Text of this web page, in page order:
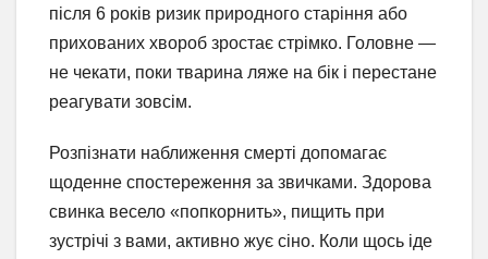
після 6 років ризик природного старіння або
прихованих хвороб зростає стрімко. Головне —
не чекати, поки тварина ляже на бік і перестане
реагувати зовсім.
Розпізнати наближення смерті допомагає
щоденне спостереження за звичками. Здорова
свинка весело «попкорнить», пищить при
зустрічі з вами, активно жує сіно. Коли щось іде